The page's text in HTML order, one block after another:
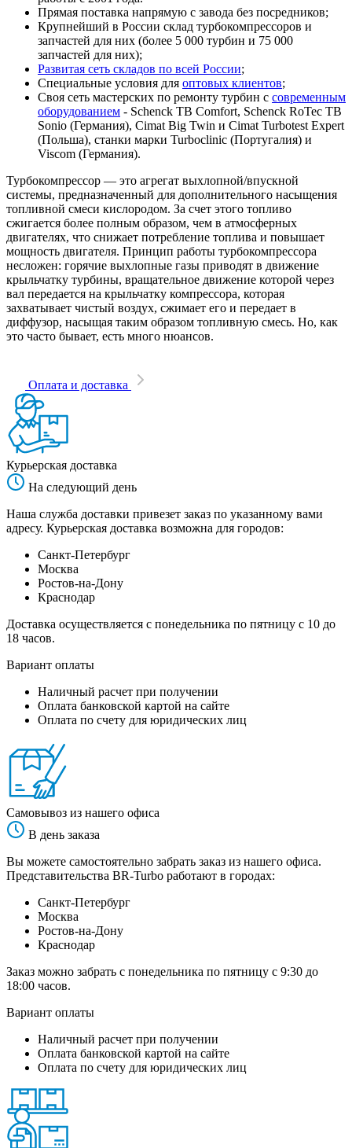
Прямая поставка напрямую с завода без посредников;
Крупнейший в России склад турбокомпрессоров и
запчастей для них (более 5 000 турбин и 75 000
запчастей для них);
Развитая сеть складов по всей России;
Специальные условия для оптовых клиентов;
Своя сеть мастерских по ремонту турбин с современным
оборудованием - Schenck TB Comfort, Schenck RoTec TB
Sonio (Германия), Cimat Big Twin и Cimat Turbotest Expert
(Польша), станки марки Turboclinic (Португалия) и
Viscom (Германия).
Турбокомпрессор — это агрегат выхлопной/впускной
системы, предназначенный для дополнительного насыщения
топливной смеси кислородом. За счет этого топливо
сжигается более полным образом, чем в атмосферных
двигателях, что снижает потребление топлива и повышает
мощность двигателя. Принцип работы турбокомпрессора
несложен: горячие выхлопные газы приводят в движение
крыльчатку турбины, вращательное движение которой через
вал передается на крыльчатку компрессора, которая
захватывает чистый воздух, сжимает его и передает в
диффузор, насыщая таким образом топливную смесь. Но, как
это часто бывает, есть много нюансов.
Оплата и доставка
Курьерская доставка
На следующий день
Наша служба доставки привезет заказ по указанному вами
адресу. Курьерская доставка возможна для городов:
Санкт-Петербург
Москва
Ростов-на-Дону
Краснодар
Доставка осуществляется с понедельника по пятницу с 10 до
18 часов.
Вариант оплаты
Наличный расчет при получении
Оплата банковской картой на сайте
Оплата по счету для юридических лиц
Самовывоз из нашего офиса
В день заказа
Вы можете самостоятельно забрать заказ из нашего офиса.
Представительства BR-Turbo работают в городах:
Санкт-Петербург
Москва
Ростов-на-Дону
Краснодар
Заказ можно забрать с понедельника по пятницу с 9:30 до
18:00 часов.
Вариант оплаты
Наличный расчет при получении
Оплата банковской картой на сайте
Оплата по счету для юридических лиц